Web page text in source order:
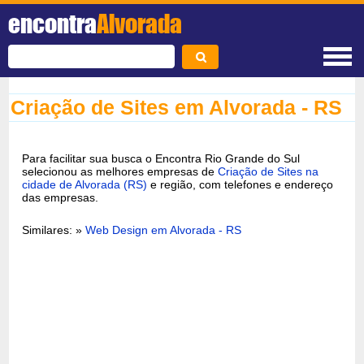
encontraAlvorada
Criação de Sites em Alvorada - RS
Para facilitar sua busca o Encontra Rio Grande do Sul
selecionou as melhores empresas deCriação de Sites na
cidade de Alvorada (RS) e região, com telefones e endereço
das empresas.
Similares: »Web Design em Alvorada - RS